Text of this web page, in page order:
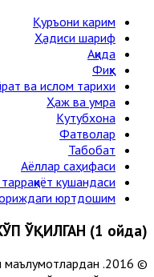
Қуръони карим
Ҳадиси шариф
Ақида
Фиқҳ
ва ислом тарихи
Ҳаж ва умра
Кутубхона
Фатволар
Табобат
Аёллар саҳифаси
кушандаси
юртдошим
ЎҚИЛГАН (1 ойда)
маълумотлардан